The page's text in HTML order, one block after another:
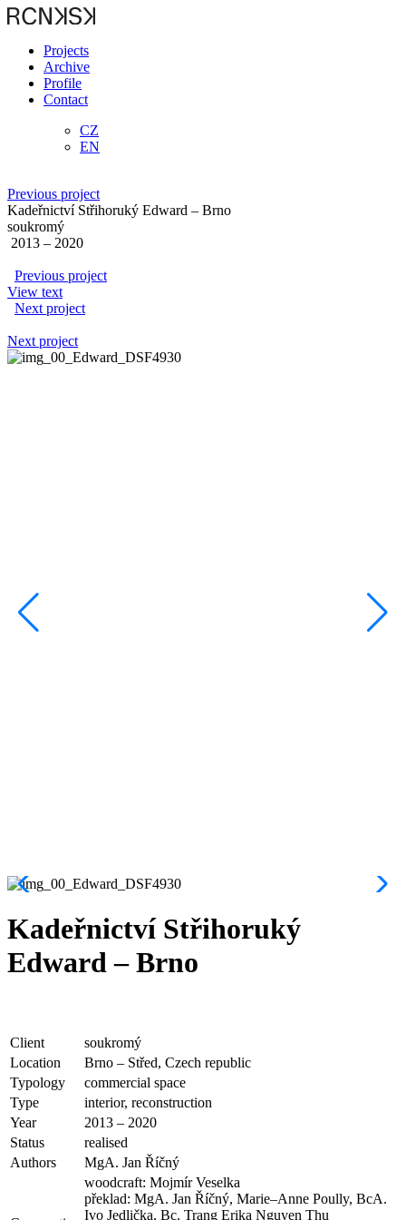
Projects
Archive
Profile
Contact
CZ
EN
Previous project
Kadeřnictví Střihoruký Edward – Brno
soukromý
2013 – 2020
Previous project
View text
Next project
Next project
Kadeřnictví Střihoruký
Edward – Brno
Client
soukromý
Location
Brno – Střed, Czech republic
Typology
commercial space
Type
interior, reconstruction
Year
2013 – 2020
Status
realised
Authors
MgA. Jan Říčný
woodcraft: Mojmír Veselka
překlad: MgA. Jan Říčný, Marie–Anne Poully, BcA.
Ivo Jedlička, Bc. Trang Erika Nguyen Thu